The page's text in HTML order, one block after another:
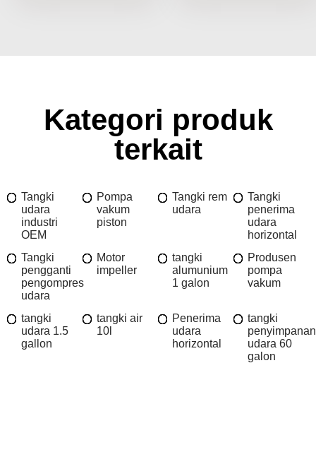
Kategori produk
terkait
Tangki
udara
industri
OEM
Pompa
vakum
piston
Tangki rem
udara
Tangki
penerima
udara
horizontal
Tangki
pengganti
pengompres
udara
Motor
impeller
tangki
alumunium
1 galon
Produsen
pompa
vakum
tangki
udara 1.5
gallon
tangki air
10l
Penerima
udara
horizontal
tangki
penyimpanan
udara 60
galon